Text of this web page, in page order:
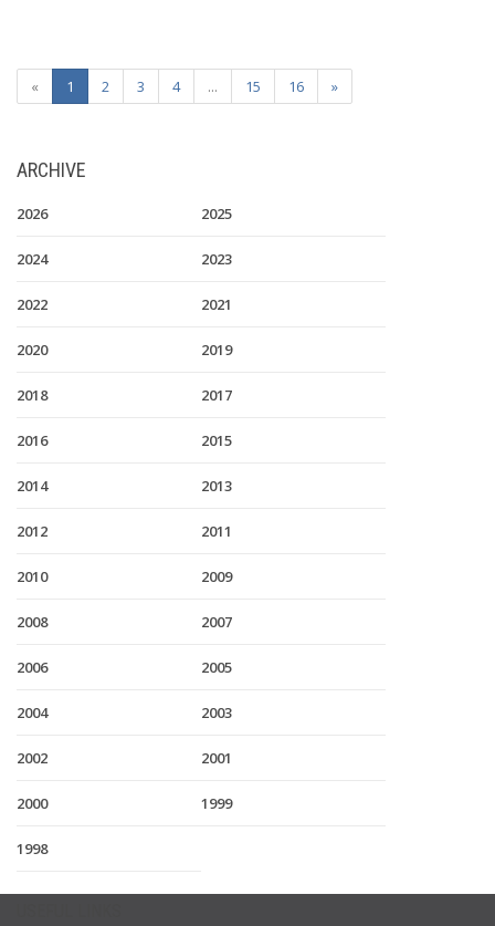
« 1 2 3 4 ... 15 16 »
ARCHIVE
2026 2025
2024 2023
2022 2021
2020 2019
2018 2017
2016 2015
2014 2013
2012 2011
2010 2009
2008 2007
2006 2005
2004 2003
2002 2001
2000 1999
1998